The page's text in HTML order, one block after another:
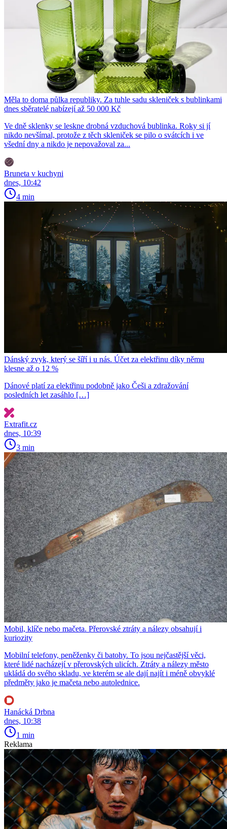
Měla to doma půlka republiky. Za tuhle sadu skleniček s bublinkami
dnes sběratelé nabízejí až 50 000 Kč
Ve dně sklenky se leskne drobná vzduchová bublinka. Roky si jí
nikdo nevšímal, protože z těch skleniček se pilo o svátcích i ve
všední dny a nikdo je nepovažoval za...
Bruneta v kuchyni
dnes, 10:42
4 min
Dánský zvyk, který se šíří i u nás. Účet za elektřinu díky němu
klesne až o 12 %
Dánové platí za elektřinu podobně jako Češi a zdražování
posledních let zasáhlo […]
Extrafit.cz
dnes, 10:39
3 min
Mobil, klíče nebo mačeta. Přerovské ztráty a nálezy obsahují i
kuriozity
Mobilní telefony, peněženky či batohy. To jsou nejčastější věci,
které lidé nacházejí v přerovských ulicích. Ztráty a nálezy město
ukládá do svého skladu, ve kterém se ale dají najít i méně obvyklé
předměty jako je mačeta nebo autolednice.
Hanácká Drbna
dnes, 10:38
1 min
Reklama